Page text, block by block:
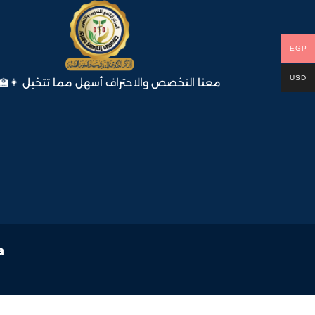
معنا التخصص والاحتراف أسهل مما تتخيل
EGP
USD